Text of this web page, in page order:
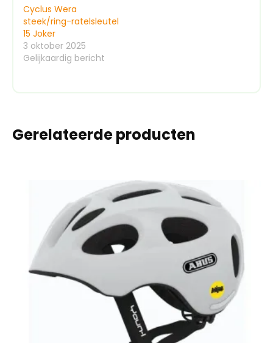
Cyclus Wera
steek/ring-ratelsleutel
15 Joker
3 oktober 2025
Gelijkaardig bericht
Gerelateerde producten